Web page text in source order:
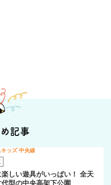
記事
ッズ 中央線
しい遊具がいっぱい！ 全天
型の中央高架下公園